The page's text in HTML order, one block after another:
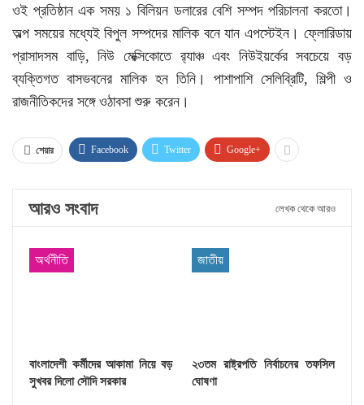
ওই প্রতিষ্ঠান এক সময় ১ বিলিয়ন ডলারের বেশি সম্পদ পরিচালনা করতো।
অল্প সময়ের মধ্যেই বিপুল সম্পদের মালিক বনে যান এপস্টেইন। ফ্লোরিডায়
প্রাসাদসম বাড়ি, নিউ মেক্সিকোতে র‍্যাঞ্চ এবং নিউইয়র্কের সবচেয়ে বড়
ব্যক্তিগত বাসভবনের মালিক হন তিনি। পাশাপাশি সেলিব্রিটি, শিল্পী ও
রাজনীতিকদের সঙ্গে ওঠাবসা শুরু করেন।
শেয়ার Facebook Twitter Google+
আরও সংবাদ লেখক থেকে আরও
অর্থনীতি
বাংলাদেশী কর্মীদের আকামা নিয়ে বড়
সুখবর দিলো সৌদি সরকার
জাতীয়
২৩তম রাষ্ট্রপতি নির্বাচনের তফসিল
ঘোষণা